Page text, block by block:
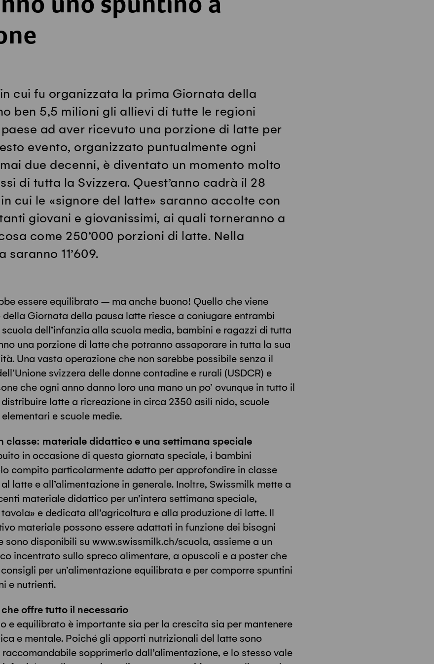
uno spuntino a
in cui fu organizzata la prima Giornata della
ben 5,5 milioni gli allievi di tutte le regioni
ad aver ricevuto una porzione di latte per
evento, organizzato puntualmente ogni
due decenni, è diventato un momento molto
di tutta la Svizzera. Quest’anno cadrà il 28
cui le «signore del latte» saranno accolte con
giovani e giovanissimi, ai quali torneranno a
come 250’000 porzioni di latte. Nella
saranno 11’609.
essere equilibrato – ma anche buono! Quello che viene
Giornata della pausa latte riesce a coniugare entrambi
dell’infanzia alla scuola media, bambini e ragazzi di tutta
una porzione di latte che potranno assaporare in tutta la sua
Una vasta operazione che non sarebbe possibile senza il
svizzera delle donne contadine e rurali (USDCR) e
che ogni anno danno loro una mano un po’ ovunque in tutto il
latte a ricreazione in circa 2350 asili nido, scuole
e scuole medie.
classe: materiale didattico e una settimana speciale
in occasione di questa giornata speciale, i bambini
compito particolarmente adatto per approfondire in classe
latte e all’alimentazione in generale. Inoltre, Swissmilk mette a
materiale didattico per un’intera settimana speciale,
e dedicata all’agricoltura e alla produzione di latte. Il
materiale possono essere adattati in funzione dei bisogni
sono disponibili su www.swissmilk.ch/scuola, assieme a un
incentrato sullo spreco alimentare, a opuscoli e a poster che
per un’alimentazione equilibrata e per comporre spuntini
e nutrienti.
offre tutto il necessario
e equilibrato è importante sia per la crescita sia per mantenere
e mentale. Poiché gli apporti nutrizionali del latte sono
sopprimerlo dall’alimentazione, e lo stesso vale